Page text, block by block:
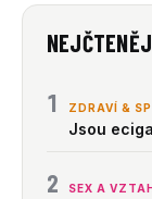
1 ZDRAVÍ &
Jsou
2 SEX A